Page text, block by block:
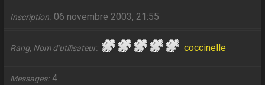
Inscription 06 novembre 2003, 21:55
Rang, Nom d’utilisateur coccinelle
Messages 4